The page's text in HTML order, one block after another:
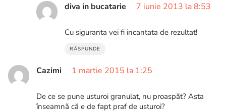
diva in bucatarie 7 iunie 2013 la 8:53
Cu siguranta vei fi incantata de rezultat!
RĂSPUNDE
Cazimi 1 martie 2015 la 1:25
De ce se pune usturoi granulat, nu proaspăt? Asta
înseamnă că e de fapt praf de usturoi?